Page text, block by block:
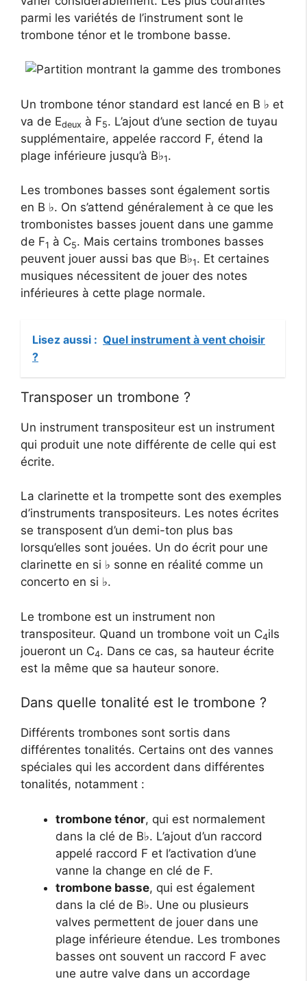
parmi les variétés de l’instrument sont le
trombone ténor et le trombone basse.
Un trombone ténor standard est lancé en B ♭ et
va de Edeux à F5. L’ajout d’une section de tuyau
supplémentaire, appelée raccord F, étend la
plage inférieure jusqu’à B♭1.
Les trombones basses sont également sortis
en B ♭. On s’attend généralement à ce que les
trombonistes basses jouent dans une gamme
de F1 à C5. Mais certains trombones basses
peuvent jouer aussi bas que B♭1. Et certaines
musiques nécessitent de jouer des notes
inférieures à cette plage normale.
Lisez aussi : Quel instrument à vent choisir
?
Transposer un trombone ?
Un instrument transpositeur est un instrument
qui produit une note différente de celle qui est
écrite.
La clarinette et la trompette sont des exemples
d’instruments transpositeurs. Les notes écrites
se transposent d’un demi-ton plus bas
lorsqu’elles sont jouées. Un do écrit pour une
clarinette en si ♭ sonne en réalité comme un
concerto en si ♭.
Le trombone est un instrument non
transpositeur. Quand un trombone voit un C4ils
joueront un C4. Dans ce cas, sa hauteur écrite
est la même que sa hauteur sonore.
Dans quelle tonalité est le trombone ?
Différents trombones sont sortis dans
différentes tonalités. Certains ont des vannes
spéciales qui les accordent dans différentes
tonalités, notamment :
trombone ténor, qui est normalement
dans la clé de B♭. L’ajout d’un raccord
appelé raccord F et l’activation d’une
vanne la change en clé de F.
trombone basse, qui est également
dans la clé de B♭. Une ou plusieurs
valves permettent de jouer dans une
plage inférieure étendue. Les trombones
basses ont souvent un raccord F avec
une autre valve dans un accordage